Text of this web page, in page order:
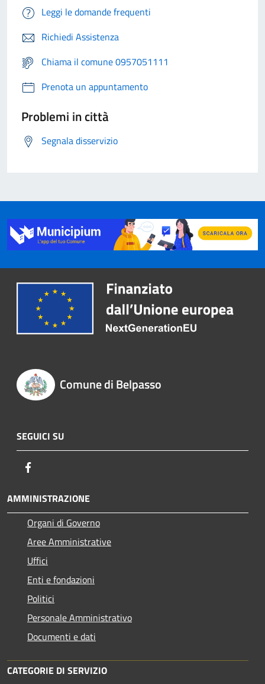
Leggi le domande frequenti
Richiedi Assistenza
Chiama il comune 0957051111
Prenota un appuntamento
Problemi in città
Segnala disservizio
Comune di Belpasso
SEGUICI SU
AMMINISTRAZIONE
Organi di Governo
Aree Amministrative
Uffici
Enti e fondazioni
Politici
Personale Amministrativo
Documenti e dati
CATEGORIE DI SERVIZIO